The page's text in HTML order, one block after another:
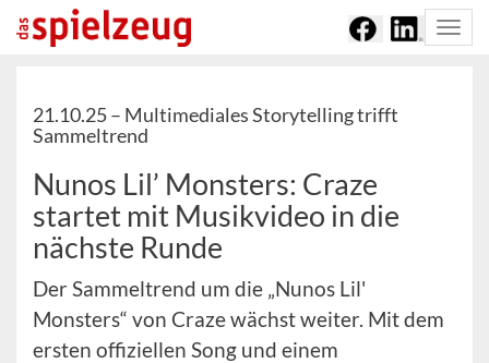
21.10.25 – Multimediales Storytelling trifft
Sammeltrend
Nunos Lil’ Monsters: Craze
startet mit Musikvideo in die
nächste Runde
Der Sammeltrend um die „Nunos Lil'
Monsters“ von Craze wächst weiter. Mit dem
ersten offiziellen Song und einem